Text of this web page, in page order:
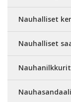
Nauhalliset
Nauhalliset
Nauhanilkkurit